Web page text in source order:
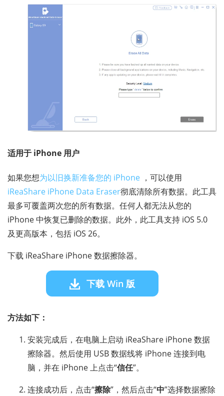
适用于 iPhone 用户
如果您想为以旧换新准备您的 iPhone ，可以使用
iReaShare iPhone Data Eraser彻底清除所有数据。此工具
最多可覆盖两次您的所有数据。任何人都无法从您的
iPhone 中恢复已删除的数据。此外，此工具支持 iOS 5.0
及更高版本，包括 iOS 26。
下载 iReaShare iPhone 数据擦除器。
下载 Win 版
方法如下：
安装完成后，在电脑上启动 iReaShare iPhone 数据
擦除器。然后使用 USB 数据线将 iPhone 连接到电
脑，并在 iPhone 上点击“信任”。
连接成功后，点击“擦除”，然后点击“中”选择数据擦除